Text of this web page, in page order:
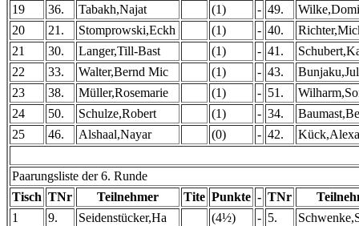
19 36. Tabakh,Najat (1) - 49.
20
21. Stomprowski,Eckh (1) - 40.
21
30. Langer,Till-Bast (1) - 41.
22
33. Walter,Bernd Mic (1) - 43.
23
38. Müller,Rosemarie (1) - 51.
24
50. Schulze,Robert (1) - 34.
25
46. Alshaal,Nayar (0) - 42.
Paarungsliste der 6. Runde
Tisch TNr Teilnehmer Tite Punkte - TNr
1
9. Seidenstücker,Ha (4½) - 5.